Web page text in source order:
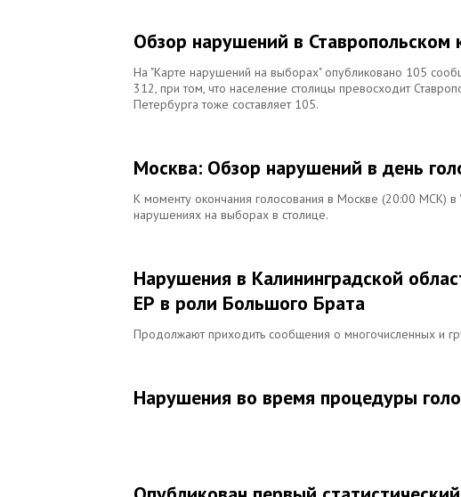
Обзор нарушений в Ставропольском
На "Карте нарушений на выборах" опубликовано 105
312, при том, что население столицы превосходит
Петербурга тоже составляет 105.
Москва: Обзор нарушений в день
К моменту окончания голосования в Москве (20:00 МСК)
нарушениях на выборах в столице.
Нарушения в Калининградской
ЕР в роли Большого Брата
Продолжают приходить сообщения о многочисленных и
Нарушения во время процедуры